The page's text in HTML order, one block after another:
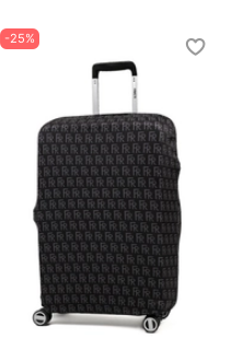
-25%